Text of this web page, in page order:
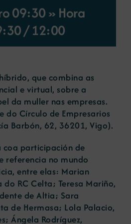
09:30 » Hora
/12:00
que combina as
e virtual, sobre a
da muller nas empresas.
do Círculo de Empresarios
Barbón, 62, 36201, Vigo).
participación de
referencia no mundo
entre elas: Marian
RC Celta; Teresa Mariño,
de Altia; Sara
de Hermasa; Lola Palacio,
Ángela Rodríguez,